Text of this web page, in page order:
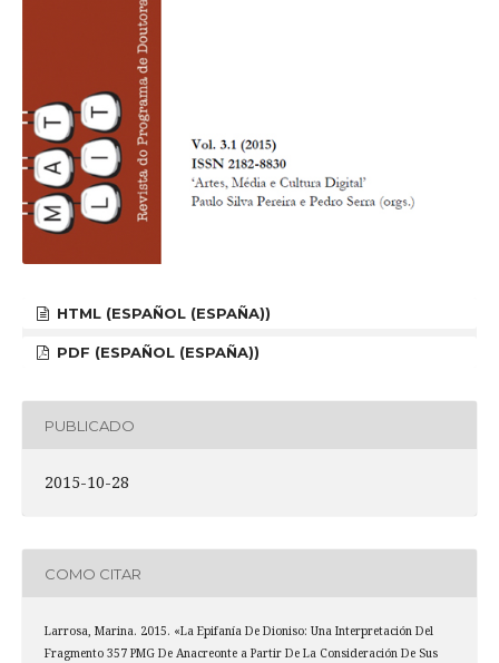
HTML (ESPAÑOL (ESPAÑA))
PDF (ESPAÑOL (ESPAÑA))
PUBLICADO
2015-10-28
COMO CITAR
Larrosa, Marina. 2015. «La Epifanía De Dioniso: Una Interpretación Del
Fragmento 357 PMG De Anacreonte a Partir De La Consideración De Sus